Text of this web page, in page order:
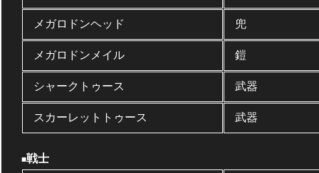
メガロドンヘッド 兜
メガロドンメイル 鎧
シャークトゥース 武器
スカーレットトゥース 武器
■戦士